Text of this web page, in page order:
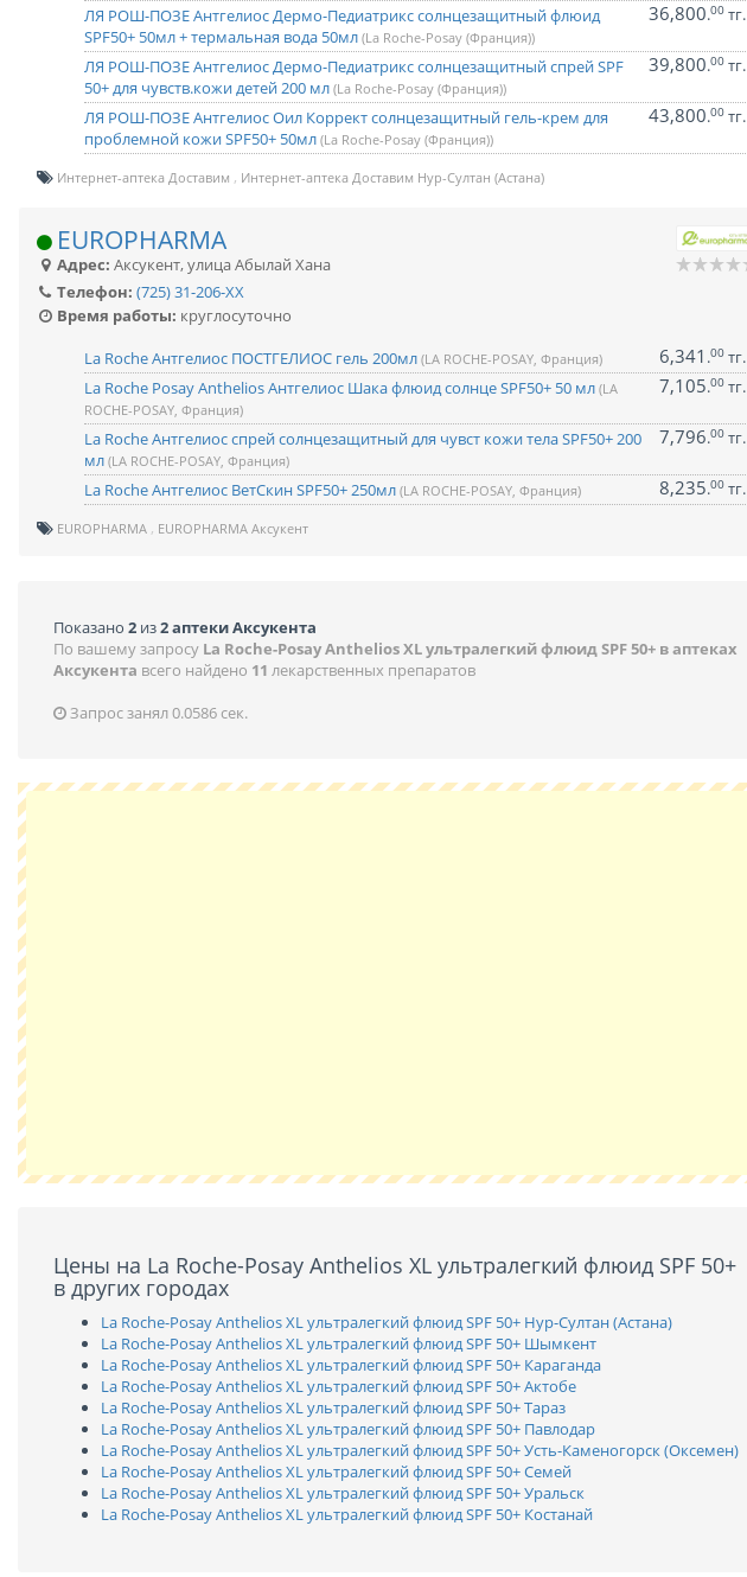
ЛЯ РОШ-ПОЗЕ Антгелиос Дермо-Педиатрикс солнцезащитный флюид
SPF50+ 50мл + термальная вода 50мл (La Roche-Posay (Франция))
36,800.00тг.
ЛЯ РОШ-ПОЗЕ Антгелиос Дермо-Педиатрикс солнцезащитный спрей SPF
50+ для чувств.кожи детей 200 мл (La Roche-Posay (Франция))
39,800.00тг.
ЛЯ РОШ-ПОЗЕ Антгелиос Оил Коррект солнцезащитный гель-крем для
проблемной кожи SPF50+ 50мл (La Roche-Posay (Франция))
43,800.00тг.
Интернет-аптека Доставим Интернет-аптека Доставим Нур-Султан (Астана)
EUROPHARMA
Адрес: Аксукент,улица Абылай Хана
Телефон: (725) 31-206-XX
Время работы: круглосуточно
La Roche Антгелиос ПОСТГЕЛИОС гель 200мл (LA ROCHE-POSAY, Франция) 6,341 .00тг.
La Roche Posay Anthelios Антгелиос Шака флюид солнце SPF50+ 50 мл (LA
ROCHE-POSAY, Франция)
7,105.00тг.
La Roche Антгелиос спрей солнцезащитный для чувст кожи тела SPF50+ 200
мл (LA ROCHE-POSAY, Франция)
7,796.00тг.
La Roche Антгелиос ВетСкин SPF50+ 250мл (LA ROCHE-POSAY, Франция) 8,235.00тг.
EUROPHARMA EUROPHARMA Аксукент
Показано 2 из2 аптеки Аксукента
По вашему запросу La Roche-Posay Anthelios XL ультралегкий флюид SPF 50+ в аптеках
Аксукента всего найдено 11 лекарственных препаратов
Запрос занял 0.0586 сек.
Цены на La Roche-Posay Anthelios XL ультралегкий флюид SPF 50+
в других городах
La Roche-Posay Anthelios XL ультралегкий флюид SPF 50+ Нур-Султан (Астана)
La Roche-Posay Anthelios XL ультралегкий флюид SPF 50+ Шымкент
La Roche-Posay Anthelios XL ультралегкий флюид SPF 50+ Караганда
La Roche-Posay Anthelios XL ультралегкий флюид SPF 50+ Актобе
La Roche-Posay Anthelios XL ультралегкий флюид SPF 50+ Тараз
La Roche-Posay Anthelios XL ультралегкий флюид SPF 50+ Павлодар
La Roche-Posay Anthelios XL ультралегкий флюид SPF 50+ Усть-Каменогорск (Оксемен)
La Roche-Posay Anthelios XL ультралегкий флюид SPF 50+ Семей
La Roche-Posay Anthelios XL ультралегкий флюид SPF 50+ Уральск
La Roche-Posay Anthelios XL ультралегкий флюид SPF 50+ Костанай